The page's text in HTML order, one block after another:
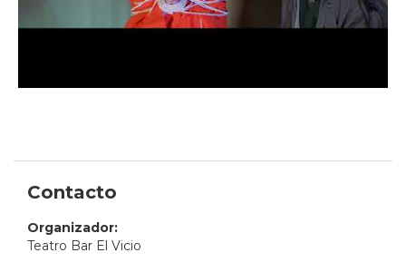
Contacto
Organizador:
Teatro Bar El Vicio